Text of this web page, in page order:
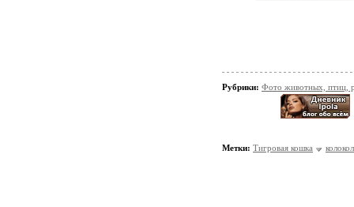
Рубрики: Фото животных, птиц,
Метки: Тигровая кошка